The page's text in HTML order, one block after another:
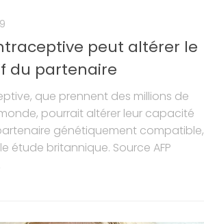
peut altérer le
du partenaire
que prennent des millions de
pourrait altérer leur capacité
génétiquement compatible,
étude britannique. Source AFP